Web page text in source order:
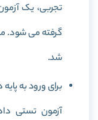
تجربی، یک
گرفته می شود.
شد.
برای ورود به
آزمون تستی